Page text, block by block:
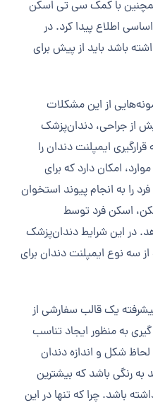
با کمک سی تی اسکن
اطلاع پیدا کرد. در
باشد باید از پیش برای
از این مشکلات
از جراحی، دندان‌پزشک
ایمپلنت دندان را
امکان دارد که برای
را به انجام پیوند استخوان
اسکن فرد توسط
در این شرایط دندان‌پزشک
سه نوع ایمپلنت دندان برای
یک قالب سفارشی از
به منظور ایجاد تناسب
شکل و اندازه دندان
به رنگی باشد که بیشترین
باشد. چرا که تنها در این